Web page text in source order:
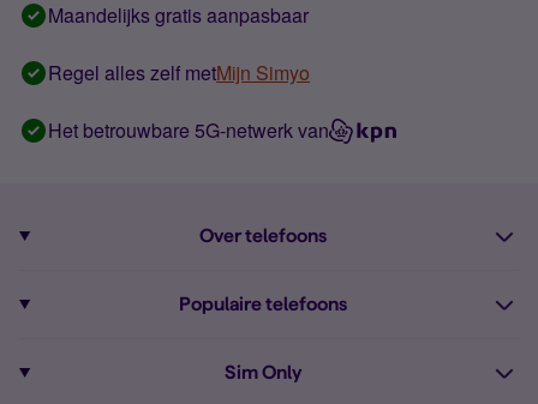
Maandelijks gratis aanpasbaar
Regel alles zelf metMijn Simyo
Het betrouwbare 5G-netwerk van
Over telefoons
Alle telefoons
Populaire telefoons
Sim Only